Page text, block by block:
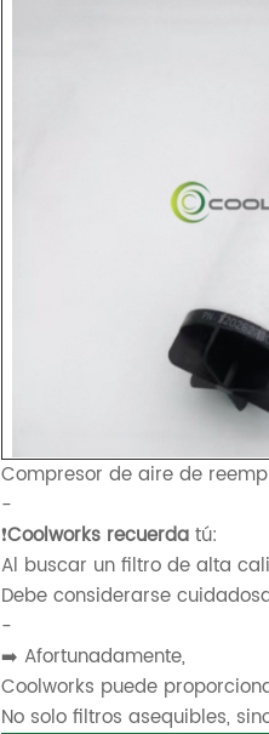
Compresor de aire de
-
❗Coolworks recuerda tú:
Al buscar un filtro de alta
Debe considerarse
-
➡️ Afortunadamente,
Coolworks puede
No solo filtros asequibles,